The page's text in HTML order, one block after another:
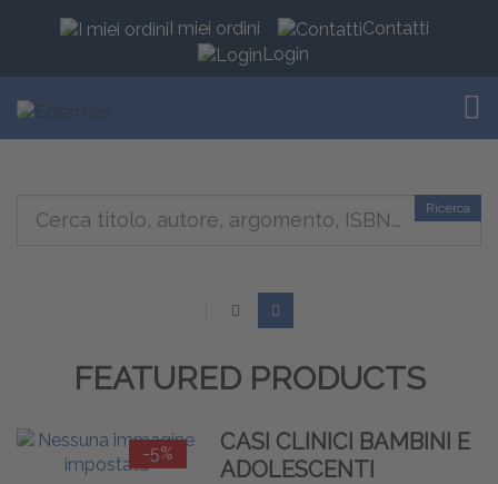
I miei ordini
Contatti
Login
Ricerca
FEATURED PRODUCTS
-5%
CASI CLINICI BAMBINI E
ADOLESCENTI